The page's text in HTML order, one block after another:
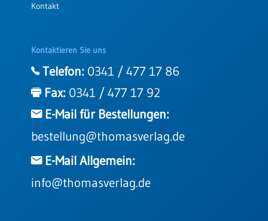
Kontakt
Kontaktieren Sie uns
Telefon: 0341 / 477 17 86
Fax: 0341 / 477 17 92
E-Mail für Bestellungen:
bestellung@thomasverlag.de
E-Mail Allgemein:
info@thomasverlag.de